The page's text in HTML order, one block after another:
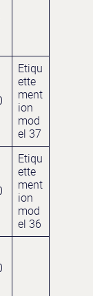
Etiqu
ette
ment
ion
mod
el 37
Etiqu
ette
ment
ion
mod
el 36